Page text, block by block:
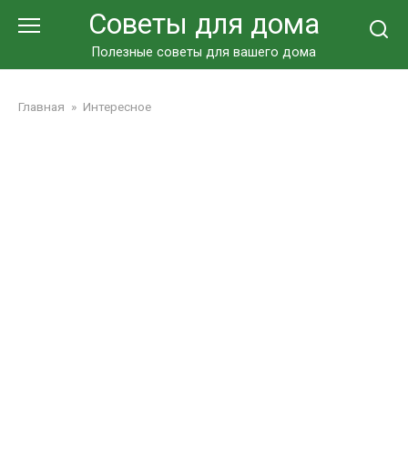
Советы для дома
Полезные советы для вашего дома
Главная » Интересное